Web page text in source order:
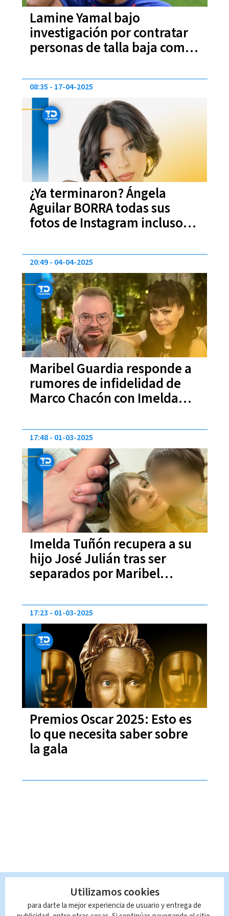
Lamine Yamal bajo
investigación por contratar
personas de talla baja como
¿Ya terminaron? Ángela
Aguilar BORRA todas sus
fotos de Instagram incluso
Nodal
08:35 17-04-2025
Maribel Guardia responde a
rumores de infidelidad de
Marco Chacón con Imelda
20:49 04-04-2025
Imelda Tuñón recupera a su
hijo José Julián tras ser
separados por Maribel
17:48 01-03-2025
Premios Oscar 2025: Esto es
lo que necesita saber sobre
la gala
17:23 01-03-2025
Utilizamos cookies
para darte la mejor experiencia de usuario y entrega de